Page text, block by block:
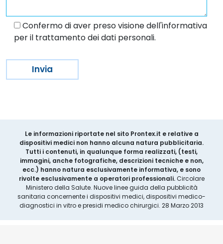
Confermo di aver preso visione dell'informativa
per il trattamento dei dati personali.
Le informazioni riportate nel sito Prontex.it e relative a
dispositivi medici non hanno alcuna natura pubblicitaria.
Tutti i contenuti, in qualunque forma realizzati, (testi,
immagini, anche fotografiche, descrizioni tecniche e non,
ecc.) hanno natura esclusivamente informativa, e sono
rivolte esclusivamente a operatori professionali.Circolare
Ministero della Salute. Nuove linee guida della pubblicità
sanitaria concernente i dispositivi medici, dispositivi medico-
diagnostici in vitro e presidi medico chirurgici. 28 Marzo 2013